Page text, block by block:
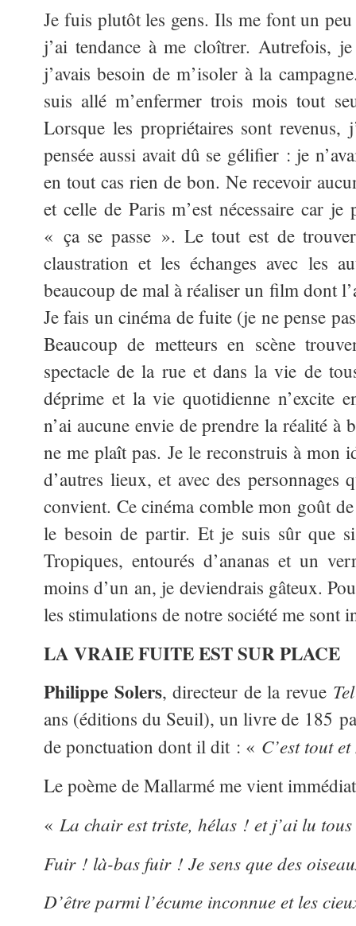
Je fuis plutôt les gens. Ils me font un
j’ai tendance à me cloîtrer. Autrefois,
j’avais besoin de m’isoler à la
suis allé m’enfermer trois mois tout
Lorsque les propriétaires sont revenus,
pensée aussi avait dû se gélifier : je
en tout cas rien de bon. Ne recevoir
et celle de Paris m’est nécessaire car je
« ça se passe ». Le tout est de
claustration et les échanges avec les
beaucoup de mal à réaliser un film dont
Je fais un cinéma de fuite (je ne pense
Beaucoup de metteurs en scène
spectacle de la rue et dans la vie de
déprime et la vie quotidienne n’excite
n’ai aucune envie de prendre la réalité à
ne me plaît pas. Je le reconstruis à mon
d’autres lieux, et avec des
convient. Ce cinéma comble mon goût de
le besoin de partir. Et je suis sûr que
Tropiques, entourés d’ananas et un
moins d’un an, je deviendrais gâteux.
les stimulations de notre société me sont
LA VRAIE FUITE EST SUR PLACE
Philippe Solers, directeur de la revue
ans (éditions du Seuil), un livre de 185
de ponctuation dont il dit : « C’est tout
Le poème de Mallarmé me vient
« La chair est triste, hélas ! et j’ai lu
Fuir ! là-bas fuir ! Je sens que des
D’être parmi l’écume inconnue et les